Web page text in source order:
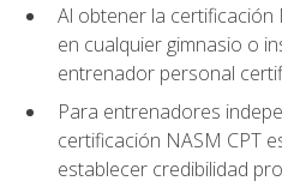
Al obtener la certificación
en cualquier gimnasio o
entrenador personal
Para entrenadores
certificación NASM CPT
establecer credibilidad